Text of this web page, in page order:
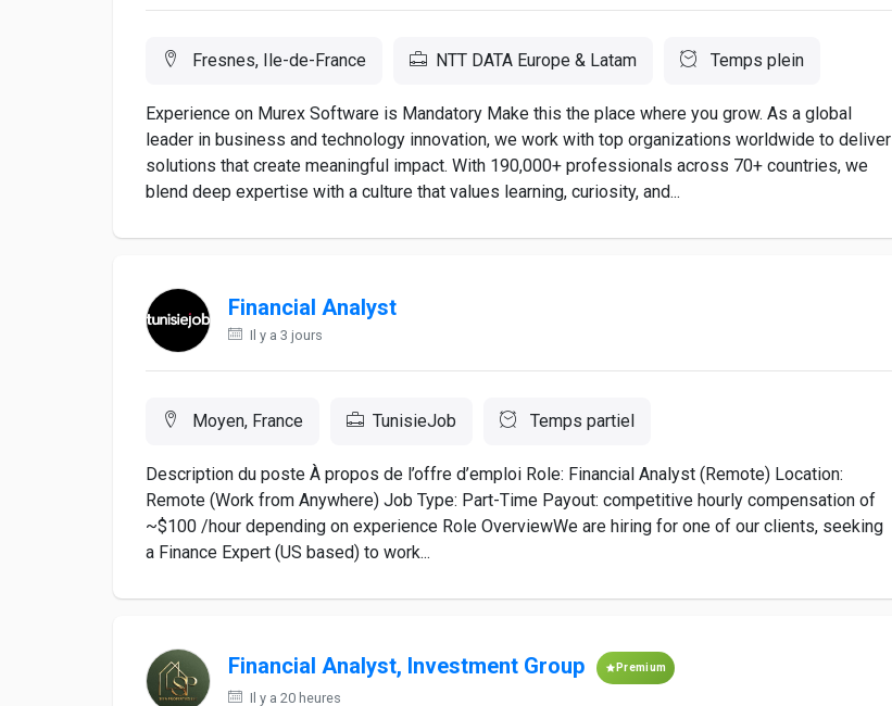
Fresnes, Ile-de-France NTT DATA Europe & Latam Temps plein
Experience on Murex Software is Mandatory Make this the place where you grow. As a global
leader in business and technology innovation, we work with top organizations worldwide to deliver
solutions that create meaningful impact. With 190,000+ professionals across 70+ countries, we
blend deep expertise with a culture that values learning, curiosity, and...
Financial Analyst
Il y a 3 jours
Moyen, France TunisieJob Temps partiel
Description du poste À propos de l’offre d’emploi Role: Financial Analyst (Remote) Location:
Remote (Work from Anywhere) Job Type: Part-Time Payout: competitive hourly compensation of
~$100 /hour depending on experience Role OverviewWe are hiring for one of our clients, seeking
a Finance Expert (US based) to work...
Financial Analyst, Investment Group Premium
Il y a 20 heures